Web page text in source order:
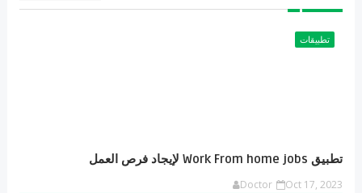
تطبيقات
تطبيق Work From home jobs لإيجاد فرص العمل
Doctor Oct 17, 2023